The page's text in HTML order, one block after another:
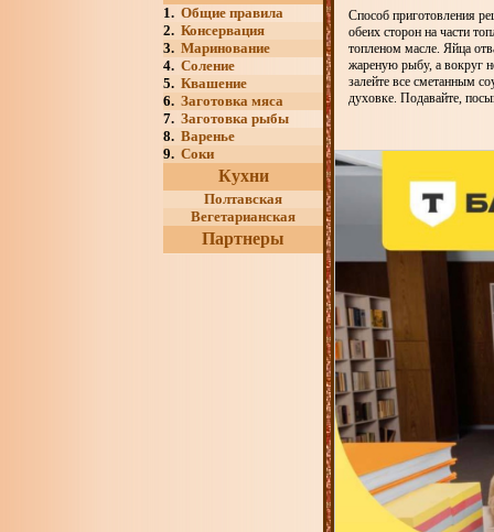
1. Общие правила
2. Консервация
3. Маринование
4. Соление
5. Квашение
6. Заготовка мяса
7. Заготовка рыбы
8. Варенье
9. Соки
Кухни
Полтавская
Вегетарианская
Партнеры
Способ приготовления
обеих сторон на части
топленом масле. Яйца
жареную рыбу, а вокруг
залейте все сметанным
духовке. Подавайте,